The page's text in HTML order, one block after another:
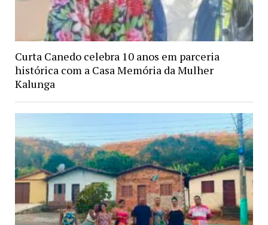
Curta Canedo celebra 10 anos em parceria
histórica com a Casa Memória da Mulher
Kalunga